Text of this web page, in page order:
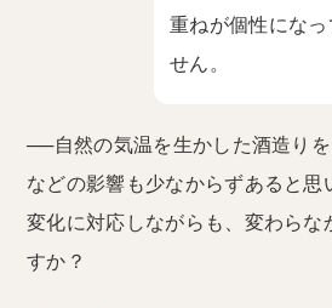
重ねが個性にな
せん。
──自然の気温を生かした酒造り
などの影響も少なからずあると思
変化に対応しながらも、変わらな
すか？